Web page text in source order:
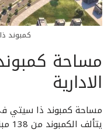
كمبوند
مساحة
الادارية